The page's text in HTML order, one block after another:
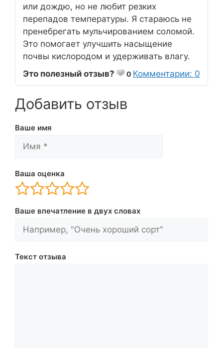
или дождю, но не любит резких
перепадов температуры. Я стараюсь не
пренебрегать мульчированием соломой.
Это помогает улучшить насыщение
почвы кислородом и удерживать влагу.
Это полезный отзыв?
0 Комментарии: 0
Добавить отзыв
Ваше имя
Ваша оценка
Ваше впечатление в двух словах
Текст отзыва